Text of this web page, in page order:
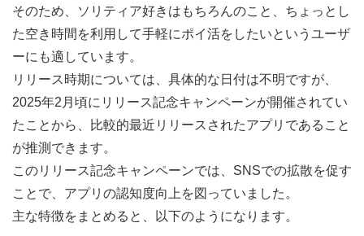
そのため、ソリティア好きはもちろんのこと、ちょっとし
た空き時間を利用して手軽にポイ活をしたいというユーザ
ーにも適しています。
リリース時期については、具体的な日付は不明ですが、
2025年2月頃にリリース記念キャンペーンが開催されてい
たことから、比較的最近リリースされたアプリであること
が推測できます。
このリリース記念キャンペーンでは、SNSでの拡散を促す
ことで、アプリの認知度向上を図っていました。
主な特徴をまとめると、以下のようになります。